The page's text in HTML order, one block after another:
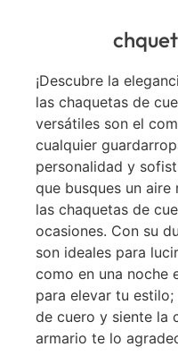
¡Descubre la
las chaquetas de
versátiles son el
cualquier
personalidad y
que busques un
las chaquetas de
ocasiones. Con su
son ideales para
como en una noche
para elevar tu estilo;
de cuero y siente la
armario te lo